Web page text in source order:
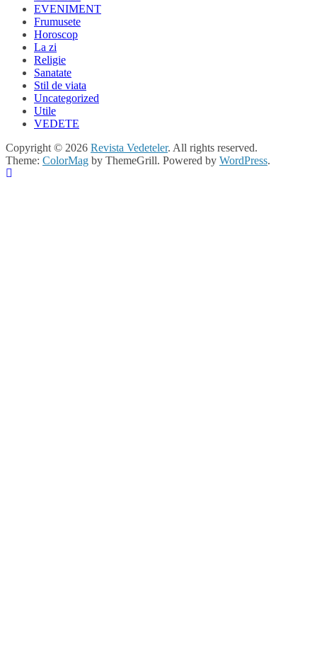
EVENIMENT
Frumusete
Horoscop
La zi
Religie
Sanatate
Stil de viata
Uncategorized
Utile
VEDETE
Copyright © 2026 Revista Vedeteler. All rights reserved.
Theme: ColorMag by ThemeGrill. Powered by WordPress.